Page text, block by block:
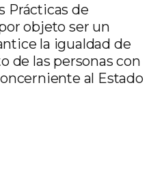
Prácticas de
objeto ser un
la igualdad de
de las personas con
al Estado